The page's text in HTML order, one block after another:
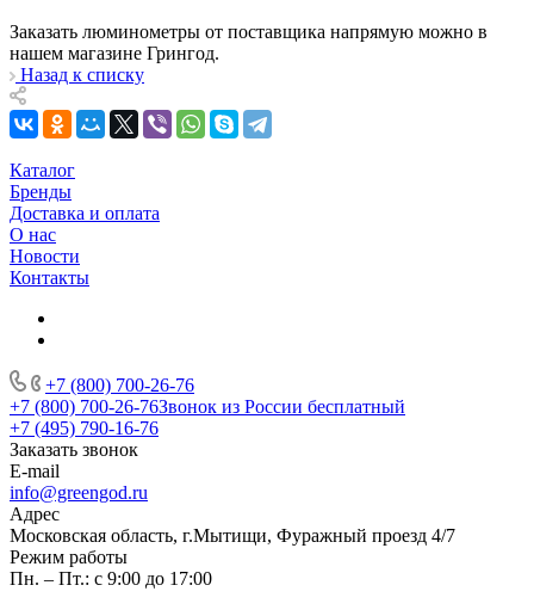
Заказать люминометры от поставщика напрямую можно в
нашем магазине Грингод.
Назад к списку
Каталог
Бренды
Доставка и оплата
О нас
Новости
Контакты
+7 (800) 700-26-76
+7 (800) 700-26-76Звонок из России бесплатный
+7 (495) 790-16-76
Заказать звонок
E-mail
info@greengod.ru
Адрес
Московская область, г.Мытищи, Фуражный проезд 4/7
Режим работы
Пн. – Пт.: с 9:00 до 17:00